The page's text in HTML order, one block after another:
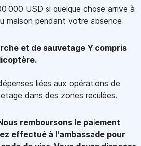
000 USD si quelque chose arrive à
maison pendant votre absence
et de sauvetage Y compris
liées aux opérations de
dans des zones reculées.
remboursons le paiement
effectué à l'ambassade pour